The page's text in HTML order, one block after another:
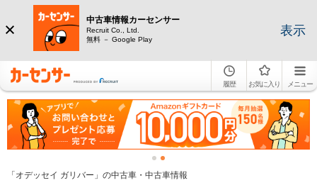
中古車情報カーセンサー
Recruit Co., Ltd.
無料 － Google Play
表示
履歴 お気に入り メニュー
「オデッセイ ガリバー」の中古車・中古車情報